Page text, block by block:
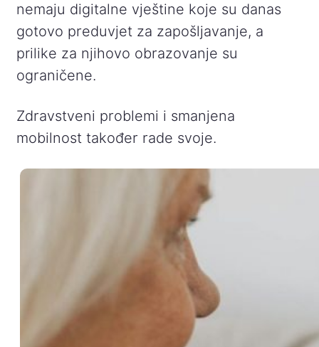
nemaju digitalne vještine koje su danas
gotovo preduvjet za zapošljavanje, a
prilike za njihovo obrazovanje su
ograničene.
Zdravstveni problemi i smanjena
mobilnost također rade svoje.